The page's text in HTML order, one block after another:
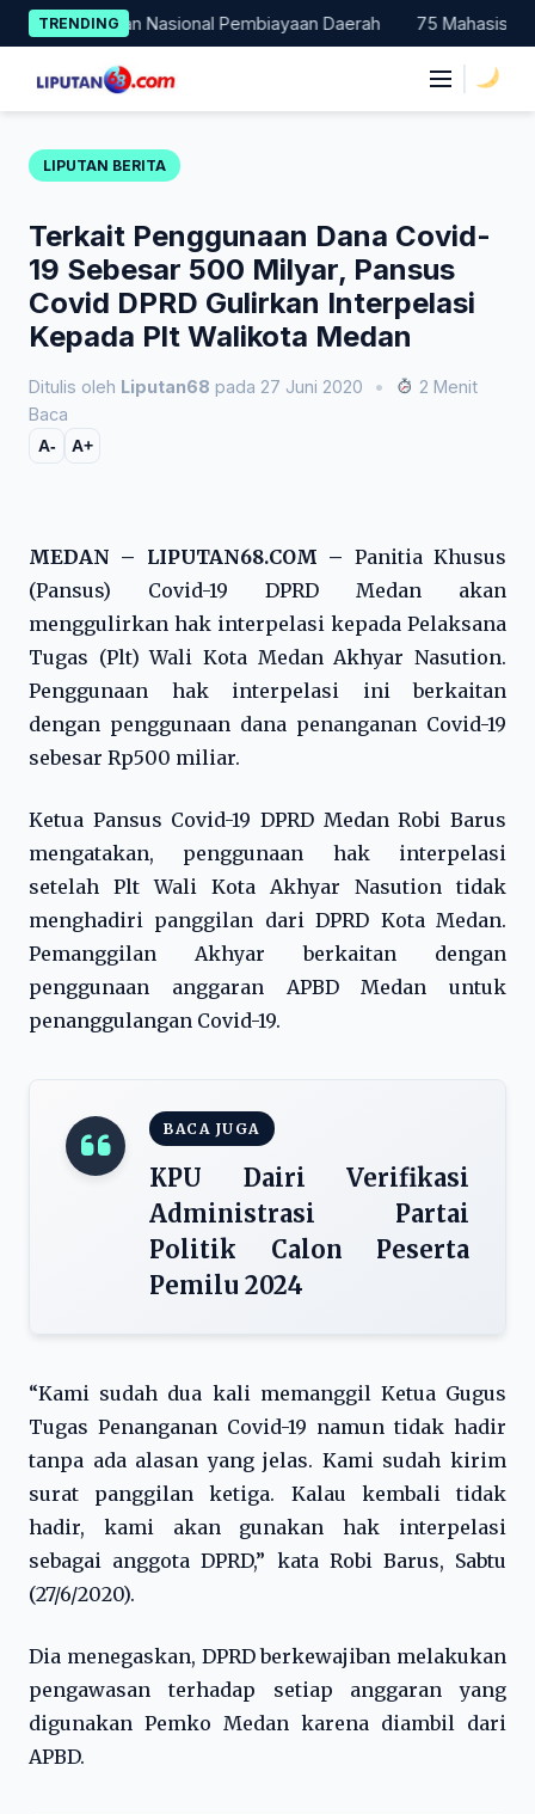
Skip
to
content
TRENDINGNasional Pembiayaan Daerah 75 Mahasiswa
LIPUTAN BERITA
Terkait Penggunaan Dana Covid-
19 Sebesar 500 Milyar, Pansus
Covid DPRD Gulirkan Interpelasi
Kepada Plt Walikota Medan
Ditulis oleh Liputan68 pada 27 Juni 2020 •
2 Menit
Baca
A- A+
MEDAN – LIPUTAN68.COM – Panitia Khusus
(Pansus) Covid-19 DPRD Medan akan
menggulirkan hak interpelasi kepada Pelaksana
Tugas (Plt) Wali Kota Medan Akhyar Nasution.
Penggunaan hak interpelasi ini berkaitan
dengan penggunaan dana penanganan Covid-19
sebesar Rp500 miliar.
Ketua Pansus Covid-19 DPRD Medan Robi Barus
mengatakan, penggunaan hak interpelasi
setelah Plt Wali Kota Akhyar Nasution tidak
menghadiri panggilan dari DPRD Kota Medan.
Pemanggilan Akhyar berkaitan dengan
penggunaan anggaran APBD Medan untuk
penanggulangan Covid-19.
BACA JUGA
KPU Dairi Verifikasi
Administrasi Partai
Politik Calon Peserta
Pemilu 2024
“Kami sudah dua kali memanggil Ketua Gugus
Tugas Penanganan Covid-19 namun tidak hadir
tanpa ada alasan yang jelas. Kami sudah kirim
surat panggilan ketiga. Kalau kembali tidak
hadir, kami akan gunakan hak interpelasi
sebagai anggota DPRD,” kata Robi Barus, Sabtu
(27/6/2020).
Dia menegaskan, DPRD berkewajiban melakukan
pengawasan terhadap setiap anggaran yang
digunakan Pemko Medan karena diambil dari
APBD.